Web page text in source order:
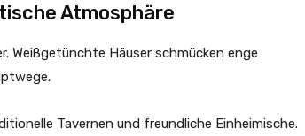
Atmosphäre
Weißgetünchte Häuser schmücken enge
Tavernen und freundliche Einheimische.